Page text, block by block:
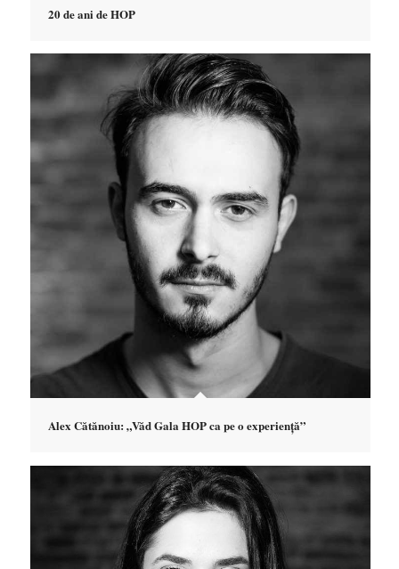
20 de ani de HOP
Alex Cătănoiu: „Văd Gala HOP ca pe o experiență”